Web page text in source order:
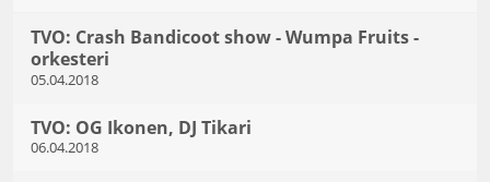
TVO: Crash Bandicoot show - Wumpa Fruits -
orkesteri
05.04.2018
TVO: OG Ikonen, DJ Tikari
06.04.2018